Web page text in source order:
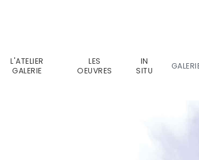
L'ATELIER
GALERIE
LES
OEUVRES
IN
SITU